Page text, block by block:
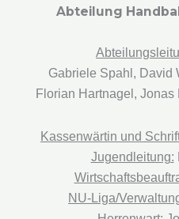
Abteilung
Gabriele Spahl, David
Florian Hartnagel,
Kassenwärtin und
Jugendleitung:
NU-Liga/